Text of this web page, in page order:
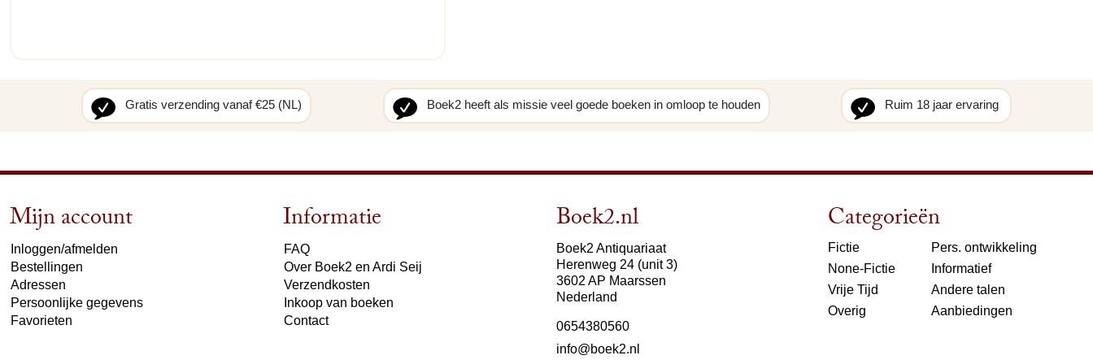
Gratis verzending vanaf €25 (NL) Boek2 heeft als missie veel goede boeken in omloop te houden Ruim 18 jaar ervaring
Mijn account
Inloggen/afmelden
Bestellingen
Adressen
Persoonlijke gegevens
Favorieten
Informatie
FAQ
Over Boek2 en Ardi Seij
Verzendkosten
Inkoop van boeken
Contact
Boek2.nl
Boek2 Antiquariaat
Herenweg 24 (unit 3)
3602 AP Maarssen
Nederland
0654380560
info@boek2.nl
Categorieën
Fictie
None-Fictie
Vrije Tijd
Overig
Pers. ontwikkeling
Informatief
Andere talen
Aanbiedingen